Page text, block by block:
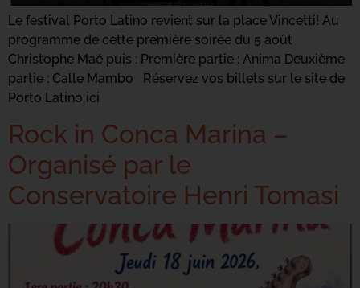
Le festival Porto Latino revient sur la place Vincetti! Au
programme de cette première soirée du 5 août
Christophe Maé puis : Première partie : Anima Deuxième
partie : Calle Mambo Réservez vos billets sur le site de
Porto Latino ici
Rock in Conca Marina –
Organisé par le
Conservatoire Henri Tomasi